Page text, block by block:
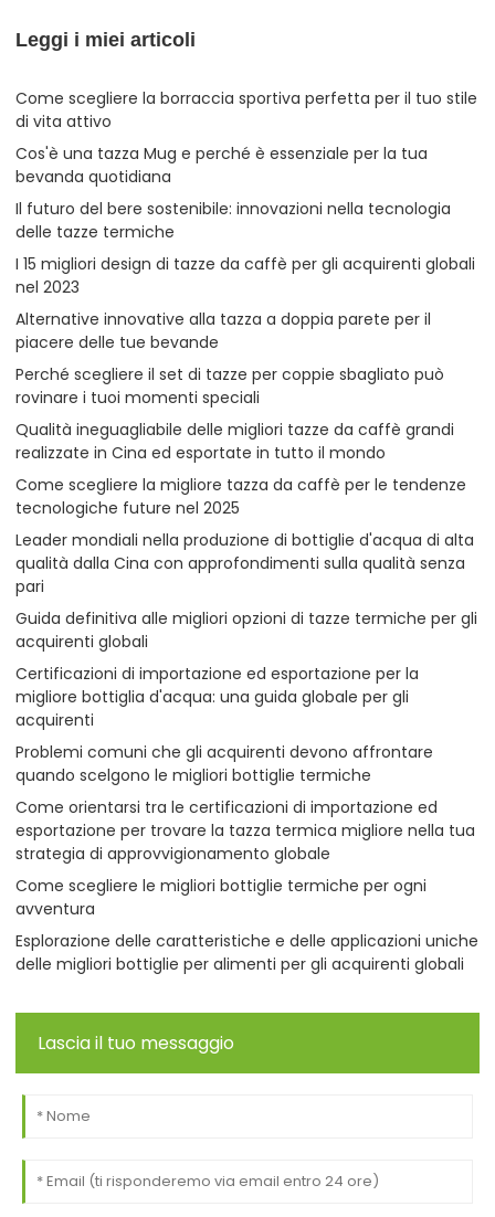
Leggi i miei articoli
Come scegliere la borraccia sportiva perfetta per il tuo stile
di vita attivo
Cos'è una tazza Mug e perché è essenziale per la tua
bevanda quotidiana
Il futuro del bere sostenibile: innovazioni nella tecnologia
delle tazze termiche
I 15 migliori design di tazze da caffè per gli acquirenti globali
nel 2023
Alternative innovative alla tazza a doppia parete per il
piacere delle tue bevande
Perché scegliere il set di tazze per coppie sbagliato può
rovinare i tuoi momenti speciali
Qualità ineguagliabile delle migliori tazze da caffè grandi
realizzate in Cina ed esportate in tutto il mondo
Come scegliere la migliore tazza da caffè per le tendenze
tecnologiche future nel 2025
Leader mondiali nella produzione di bottiglie d'acqua di alta
qualità dalla Cina con approfondimenti sulla qualità senza
pari
Guida definitiva alle migliori opzioni di tazze termiche per gli
acquirenti globali
Certificazioni di importazione ed esportazione per la
migliore bottiglia d'acqua: una guida globale per gli
acquirenti
Problemi comuni che gli acquirenti devono affrontare
quando scelgono le migliori bottiglie termiche
Come orientarsi tra le certificazioni di importazione ed
esportazione per trovare la tazza termica migliore nella tua
strategia di approvvigionamento globale
Come scegliere le migliori bottiglie termiche per ogni
avventura
Esplorazione delle caratteristiche e delle applicazioni uniche
delle migliori bottiglie per alimenti per gli acquirenti globali
Lascia il tuo messaggio